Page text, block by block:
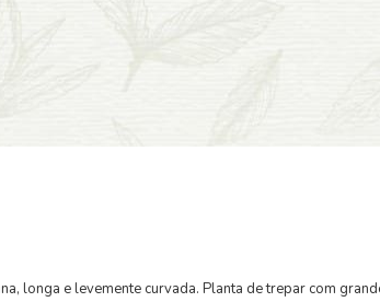
longa e levemente curvada. Planta de trepar com